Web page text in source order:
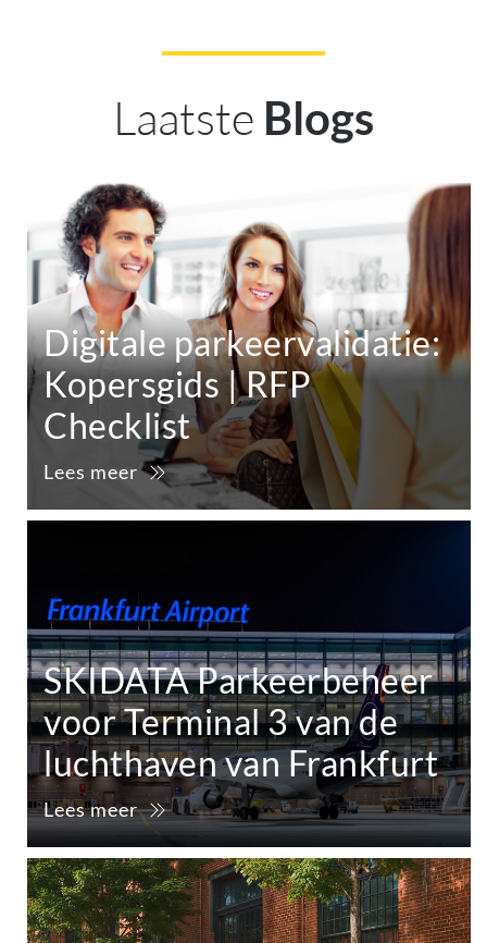
Laatste Blogs
Digitale parkeervalidatie:
Kopersgids | RFP
Checklist
Lees meer
SKIDATA Parkeerbeheer
voor Terminal 3 van de
luchthaven van Frankfurt
Lees meer